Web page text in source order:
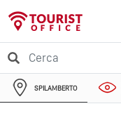
SPILAMBERTO